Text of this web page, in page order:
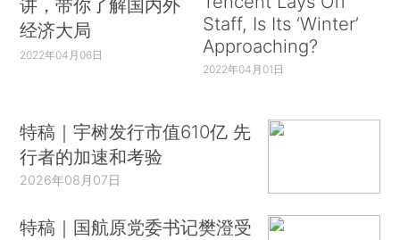
讲，带你了解国内外
经济大局
2022年04月06日
Staff, Is Its ‘Winter’
Approaching?
2022年04月01日
特稿｜宇树发行市值610亿 先
行者的加速和考验
2026年08月07日
特稿｜国航原党委书记樊澄受